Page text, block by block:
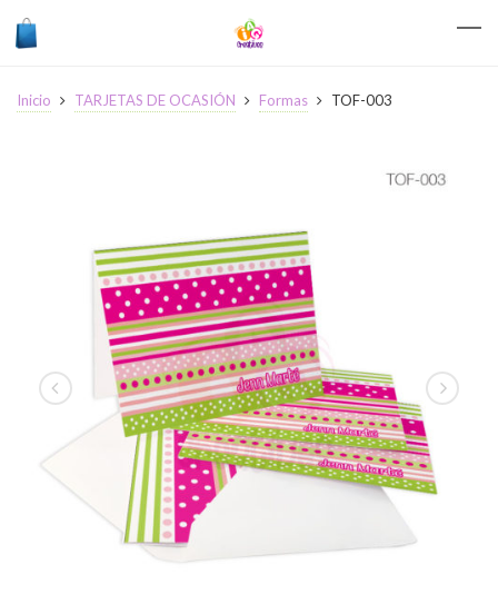
Inicio TARJETAS DE OCASIÓN Formas TOF-003